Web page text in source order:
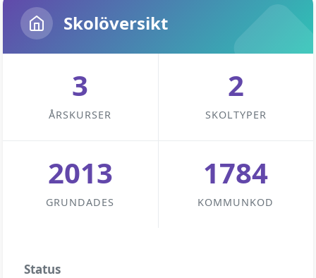
Skolöversikt
3
ÅRSKURSER
2
SKOLTYPER
2013
GRUNDADES
1784
KOMMUNKOD
Status